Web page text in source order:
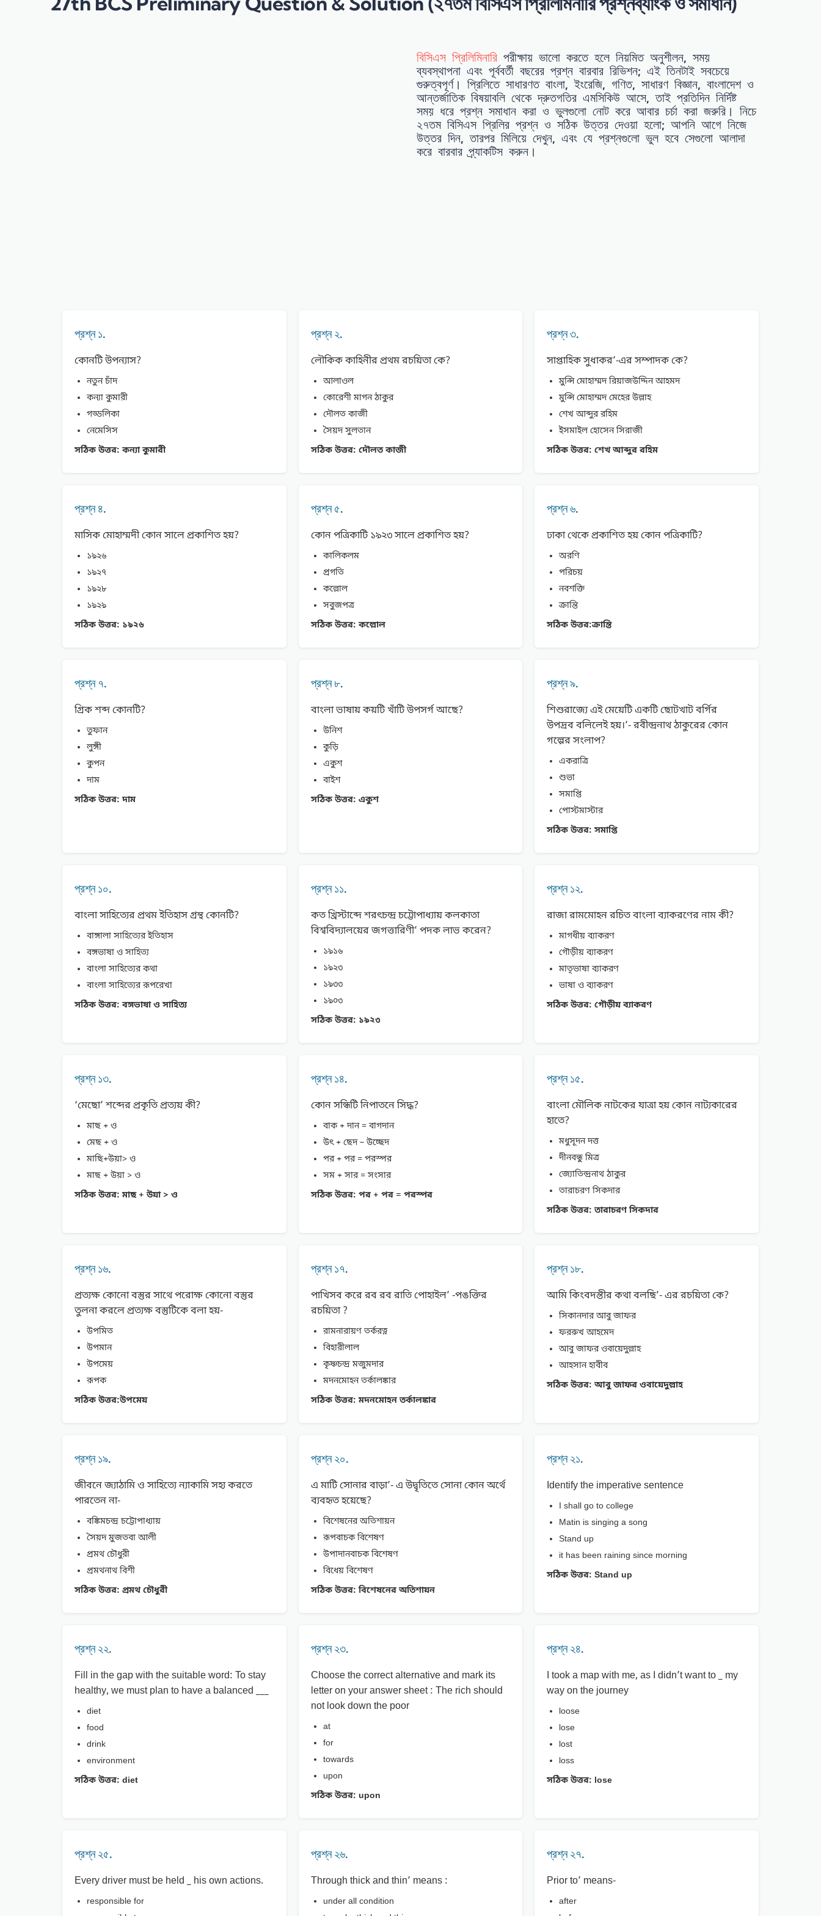
বিসিএস প্রিলিমিনারি পরীক্ষায় ভালো করতে হলে নিয়মিত অনুশীলন, সময়
ব্যবস্থাপনা এবং পূর্ববর্তী বছরের প্রশ্ন বারবার রিভিশন; এই তিনটাই সবচেয়ে
গুরুত্বপূর্ণ। প্রিলিতে সাধারণত বাংলা, ইংরেজি, গণিত, সাধারণ বিজ্ঞান, বাংলাদেশ ও
আন্তর্জাতিক বিষয়াবলি থেকে দ্রুতগতির এমসিকিউ আসে, তাই প্রতিদিন নির্দিষ্ট
সময় ধরে প্রশ্ন সমাধান করা ও ভুলগুলো নোট করে আবার চর্চা করা জরুরি। নিচে
২৭তম বিসিএস প্রিলির প্রশ্ন ও সঠিক উত্তর দেওয়া হলো; আপনি আগে নিজে
উত্তর দিন, তারপর মিলিয়ে দেখুন, এবং যে প্রশ্নগুলো ভুল হবে সেগুলো আলাদা
করে বারবার প্র্যাকটিস করুন।
প্রশ্ন ১.
কোনটি উপন্যাস?
নতুন চাঁদ
কন্যা কুমারী
গড্ডলিকা
নেমেসিস
সঠিক উত্তর: কন্যা কুমারী
প্রশ্ন ২.
লৌকিক কাহিনীর প্রথম রচয়িতা কে?
আলাওল
কোরেশী মাগন ঠাকুর
দৌলত কাজী
সৈয়দ সুলতান
সঠিক উত্তর: দৌলত কাজী
প্রশ্ন ৩.
সাপ্তাহিক সুধাকর’-এর সম্পাদক কে?
মুন্সি মােহাম্মদ রিয়াজউদ্দিন আহমদ
মুন্সি মােহাম্মদ মেহের উল্লাহ
শেখ আব্দুর রহিম
ইসমাইল হােসেন সিরাজী
সঠিক উত্তর: শেখ আব্দুর রহিম
প্রশ্ন ৪.
মাসিক মােহাম্মদী কোন সালে প্রকাশিত হয়?
১৯২৬
১৯২৭
১৯২৮
১৯২৯
সঠিক উত্তর: ১৯২৬
প্রশ্ন ৫.
কোন পত্রিকাটি ১৯২৩ সালে প্রকাশিত হয়?
কালিকলম
প্রগতি
কল্লোল
সবুজপত্র
সঠিক উত্তর: কল্লোল
প্রশ্ন ৬.
ঢাকা থেকে প্রকাশিত হয় কোন পত্রিকাটি?
অরণি
পরিচয়
নবশক্তি
ক্রান্তি
সঠিক উত্তর:ক্রান্তি
প্রশ্ন ৭.
গ্রিক শব্দ কোনটি?
তুফান
লুঙ্গী
কুপন
দাম
সঠিক উত্তর: দাম
প্রশ্ন ৮.
বাংলা ভাষায় কয়টি খাঁটি উপসর্গ আছে?
উনিশ
কুড়ি
একুশ
বাইশ
সঠিক উত্তর: একুশ
প্রশ্ন ৯.
শিশুরাজ্যে এই মেয়েটি একটি ছােটখাট বর্গির
উপদ্রব বলিলেই হয়।’- রবীন্দ্রনাথ ঠাকুরের কোন
গল্পের সংলাপ?
একরাত্রি
শুভা
সমাপ্তি
পােস্টমাস্টার
সঠিক উত্তর: সমাপ্তি
প্রশ্ন ১০.
বাংলা সাহিত্যের প্রথম ইতিহাস গ্রন্থ কোনটি?
বাঙ্গালা সাহিত্যের ইতিহাস
বঙ্গভাষা ও সাহিত্য
বাংলা সাহিত্যের কথা
বাংলা সাহিত্যের রূপরেখা
সঠিক উত্তর: বঙ্গভাষা ও সাহিত্য
প্রশ্ন ১১.
কত খ্রিস্টাব্দে শরৎচন্দ্র চট্টোপাধ্যায় কলকাতা
বিশ্ববিদ্যালয়ের জগত্তারিণী’ পদক লাভ করেন?
১৯১৬
১৯২৩
১৯৩৩
১৯০৩
সঠিক উত্তর: ১৯২৩
প্রশ্ন ১২.
রাজা রামমােহন রচিত বাংলা ব্যাকরণের নাম কী?
মাগধীয় ব্যাকরণ
গৌড়ীয় ব্যাকরণ
মাতৃভাষা ব্যাকরণ
ভাষা ও ব্যাকরণ
সঠিক উত্তর: গৌড়ীয় ব্যাকরণ
প্রশ্ন ১৩.
‘মেছাে’ শব্দের প্রকৃতি প্রত্যয় কী?
মাছ + ও
মেছ + ও
মাছি+উয়া> ও
মাছ + উয়া > ও
সঠিক উত্তর: মাছ + উয়া > ও
প্রশ্ন ১৪.
কোন সন্ধিটি নিপাতনে সিদ্ধ?
বাক + দান = বাগদান
উৎ + ছেদ – উচ্ছেদ
পর + পর = পরস্পর
সম + সার = সংসার
সঠিক উত্তর: পর + পর = পরস্পর
প্রশ্ন ১৫.
বাংলা মৌলিক নাটকের যাত্রা হয় কোন নাট্যকারের
হাতে?
মধুসূদন দত্ত
দীনবন্ধু মিত্র
জ্যোতিন্দ্রনাথ ঠাকুর
তারাচরণ সিকদার
সঠিক উত্তর: তারাচরণ সিকদার
প্রশ্ন ১৬.
প্রত্যক্ষ কোনো বস্তুর সাথে পরােক্ষ কোনো বস্তুর
তুলনা করলে প্রত্যক্ষ বস্তুটিকে বলা হয়-
উপমিত
উপমান
উপমেয়
রূপক
সঠিক উত্তর:উপমেয়
প্রশ্ন ১৭.
পাখিসব করে রব রব রাতি পোহাইল’ -পঙক্তির
রচয়িতা ?
রামনারায়ণ তর্করত্ন
বিহারীলাল
কৃষ্ণচন্দ্র মজুমদার
মদনমোহন তর্কালঙ্কার
সঠিক উত্তর: মদনমোহন তর্কালঙ্কার
প্রশ্ন ১৮.
আমি কিংবদন্তীর কথা বলছি’- এর রচয়িতা কে?
সিকানদার আবু জাফর
ফররুখ আহমেদ
আবু জাফর ওবায়েদুল্লাহ
আহসান হাবীব
সঠিক উত্তর: আবু জাফর ওবায়েদুল্লাহ
প্রশ্ন ১৯.
জীবনে জ্যাঠামি ও সাহিত্যে ন্যাকামি সহ্য করতে
পারতেন না-
বঙ্কিমচন্দ্র চট্টোপাধ্যায়
সৈয়দ মুজতবা আলী
প্রমথ চৌধুরী
প্রমথনাথ বিশী
সঠিক উত্তর: প্রমথ চৌধুরী
প্রশ্ন ২০.
এ মাটি সোনার বাড়া’- এ উদ্বৃতিতে সোনা কোন অর্থে
ব্যবহৃত হয়েছে?
বিশেষনের অতিশায়ন
রূপবাচক বিশেষণ
উপাদানবাচক বিশেষণ
বিধেয় বিশেষণ
সঠিক উত্তর: বিশেষনের অতিশায়ন
প্রশ্ন ২১.
Identify the imperative sentence
I shall go to college
Matin is singing a song
Stand up
it has been raining since morning
সঠিক উত্তর: Stand up
প্রশ্ন ২২.
Fill in the gap with the suitable word: To stay
healthy, we must plan to have a balanced ___
diet
food
drink
environment
সঠিক উত্তর: diet
প্রশ্ন ২৩.
Choose the correct alternative and mark its
letter on your answer sheet : The rich should
not look down the poor
at
for
towards
upon
সঠিক উত্তর: upon
প্রশ্ন ২৪.
I took a map with me, as I didn’t want to _ my
way on the journey
loose
lose
lost
loss
সঠিক উত্তর: lose
প্রশ্ন ২৫.
Every driver must be held _ his own actions.
responsible for
প্রশ্ন ২৬.
Through thick and thin’ means :
under all condition
প্রশ্ন ২৭.
Prior to’ means-
after